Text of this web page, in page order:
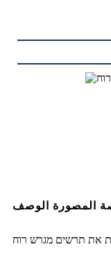
المصورة الوصف
את תרשים מגרש רוח